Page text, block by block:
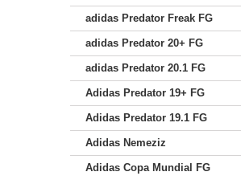
adidas Predator Freak FG
adidas Predator 20+ FG
adidas Predator 20.1 FG
Adidas Predator 19+ FG
Adidas Predator 19.1 FG
Adidas Nemeziz
Adidas Copa Mundial FG